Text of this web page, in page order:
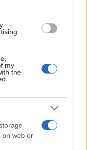
my
the
on web or